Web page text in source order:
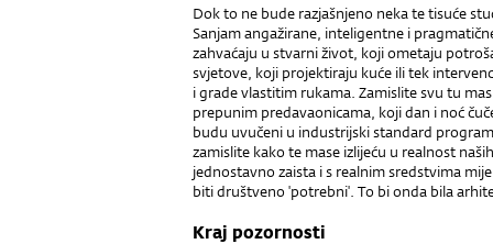
Dok to ne bude razjašnjeno neka te tisuće
Sanjam angažirane, inteligentne i
zahvaćaju u stvarni život, koji ometaju
svjetove, koji projektiraju kuće ili tek
i grade vlastitim rukama. Zamislite svu tu
prepunim predavaonicama, koji dan i noć
budu uvučeni u industrijski standard
zamislite kako te mase izlijeću u realnost
jednostavno zaista i s realnim sredstvima
biti društveno 'potrebni'. To bi onda bila
Kraj pozornosti